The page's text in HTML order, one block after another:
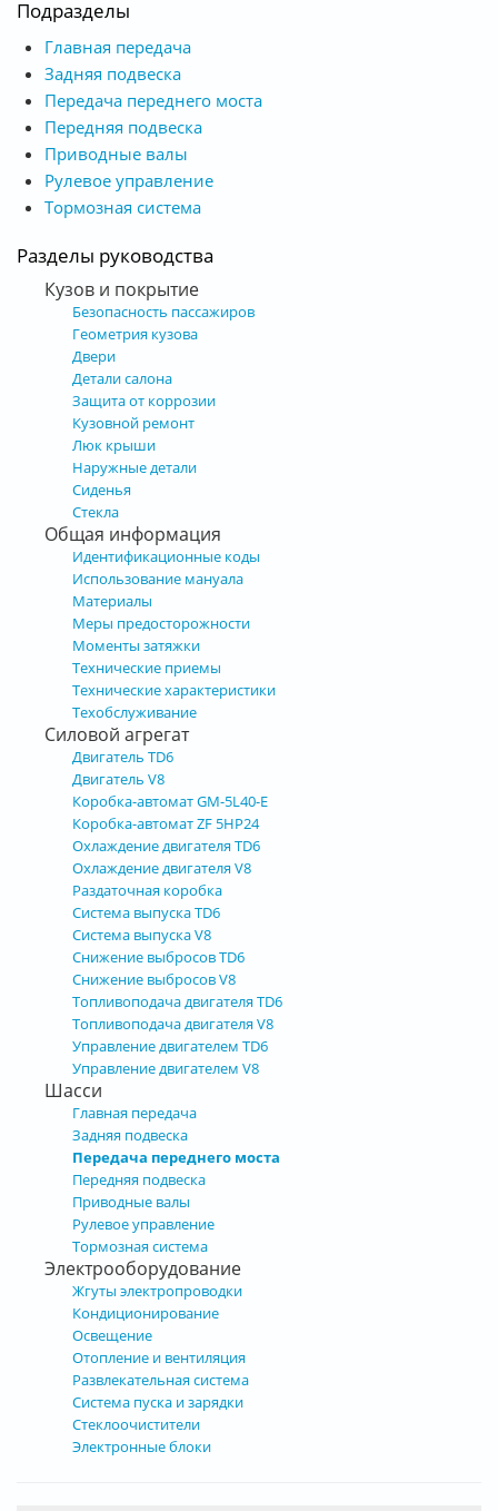
Подразделы
Главная передача
Задняя подвеска
Передача переднего моста
Передняя подвеска
Приводные валы
Рулевое управление
Тормозная система
Разделы руководства
Кузов и покрытие
Безопасность пассажиров
Геометрия кузова
Двери
Детали салона
Защита от коррозии
Кузовной ремонт
Люк крыши
Наружные детали
Сиденья
Стекла
Общая информация
Идентификационные коды
Использование мануала
Материалы
Меры предосторожности
Моменты затяжки
Технические приемы
Технические характеристики
Техобслуживание
Силовой агрегат
Двигатель TD6
Двигатель V8
Коробка-автомат GM-5L40-E
Коробка-автомат ZF 5HP24
Охлаждение двигателя TD6
Охлаждение двигателя V8
Раздаточная коробка
Система выпуска TD6
Система выпуска V8
Снижение выбросов TD6
Снижение выбросов V8
Топливоподача двигателя TD6
Топливоподача двигателя V8
Управление двигателем TD6
Управление двигателем V8
Шасси
Главная передача
Задняя подвеска
Передача переднего моста
Передняя подвеска
Приводные валы
Рулевое управление
Тормозная система
Электрооборудование
Жгуты электропроводки
Кондиционирование
Освещение
Отопление и вентиляция
Развлекательная система
Система пуска и зарядки
Стеклоочистители
Электронные блоки